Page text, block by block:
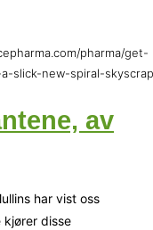
pharma/get-
slick-new-spiral-
av
har vist oss
disse